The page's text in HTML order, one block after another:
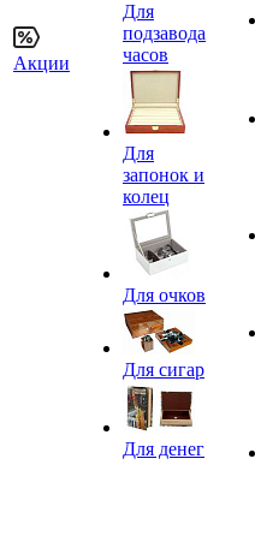
Акции
Для
подзавода
часов
Для
запонок и
колец
Для очков
Для сигар
Для денег